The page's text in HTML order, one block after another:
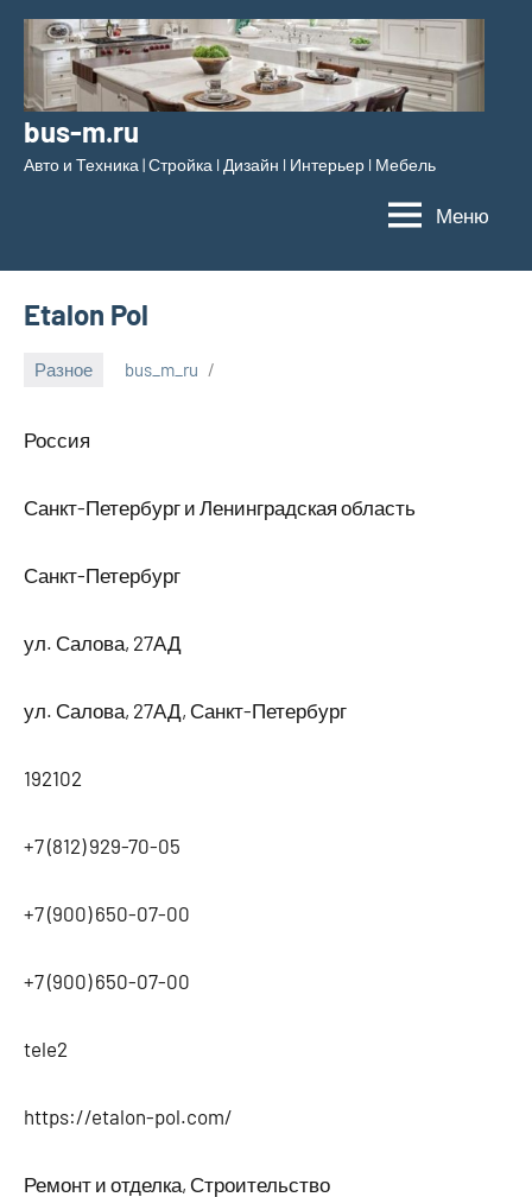
Перейти
содержимому
bus-m.ru
Авто и Техника | Стройка l Дизайн l Интерьер l Мебель
Меню
Etalon Pol
Разное
2025
bus_m_ru
Россия
Санкт-Петербург и Ленинградская область
Санкт-Петербург
ул. Салова, 27АД
ул. Салова, 27АД, Санкт-Петербург
192102
+7 (812) 929-70-05
+7 (900) 650-07-00
+7 (900) 650-07-00
tele2
https://etalon-pol.com/
Ремонт и отделка, Строительство